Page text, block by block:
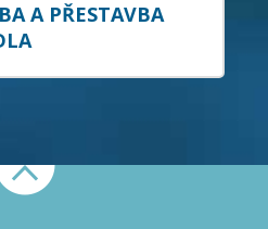
A PŘESTAVBA